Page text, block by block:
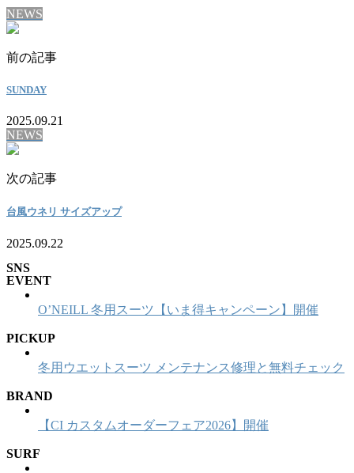
NEWS
前の記事
SUNDAY
2025.09.21
NEWS
次の記事
台風ウネリ サイズアップ
2025.09.22
SNS
EVENT
O’NEILL 冬用スーツ【いま得キャンペーン】開催
PICKUP
冬用ウエットスーツ メンテナンス修理と無料チェック
BRAND
【CI カスタムオーダーフェア2026】開催
SURF